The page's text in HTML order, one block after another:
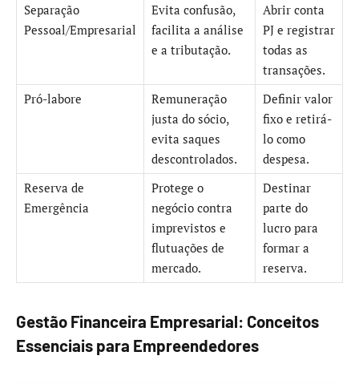
Separação
Pessoal/Empresarial
Evita confusão,
facilita a análise
e a tributação.
Abrir conta
PJ e registrar
todas as
transações.
Pró-labore
Remuneração
justa do sócio,
evita saques
descontrolados.
Definir valor
fixo e retirá-
lo como
despesa.
Reserva de
Emergência
Protege o
negócio contra
imprevistos e
flutuações de
mercado.
Destinar
parte do
lucro para
formar a
reserva.
Gestão Financeira Empresarial: Conceitos
Essenciais para Empreendedores